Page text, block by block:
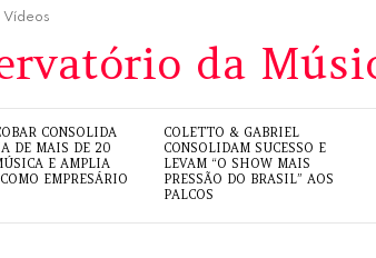
Vídeos
CONSOLIDA
DE MAIS DE 20
E AMPLIA
EMPRESÁRIO
COLETTO & GABRIEL
CONSOLIDAM SUCESSO E
LEVAM “O SHOW MAIS
PRESSÃO DO BRASIL” AOS
PALCOS